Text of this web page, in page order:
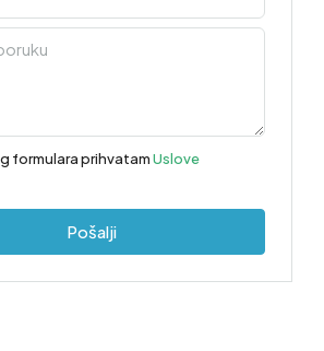
formulara prihvatamUslove
Pošalji